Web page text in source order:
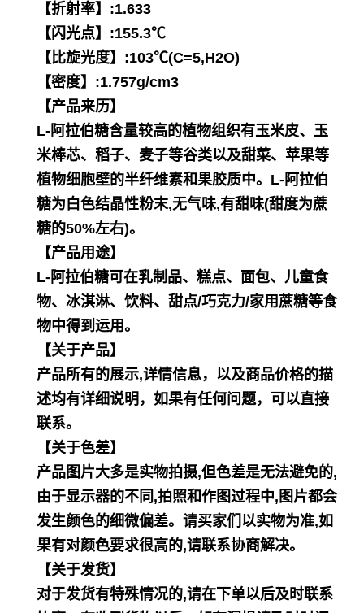
【折射率】:1.633
【闪光点】:155.3℃
【比旋光度】:103℃(C=5,H2O)
【密度】:1.757g/cm3
【产品来历】
L-阿拉伯糖含量较高的植物组织有玉米皮、玉
米棒芯、稻子、麦子等谷类以及甜菜、苹果等
植物细胞壁的半纤维素和果胶质中。L-阿拉伯
糖为白色结晶性粉末,无气味,有甜味(甜度为蔗
糖的50%左右)。
【产品用途】
L-阿拉伯糖可在乳制品、糕点、面包、儿童食
物、冰淇淋、饮料、甜点/巧克力/家用蔗糖等食
物中得到运用。
【关于产品】
产品所有的展示,详情信息，以及商品价格的描
述均有详细说明，如果有任何问题，可以直接
联系。
【关于色差】
产品图片大多是实物拍摄,但色差是无法避免的,
由于显示器的不同,拍照和作图过程中,图片都会
发生颜色的细微偏差。请买家们以实物为准,如
果有对颜色要求很高的,请联系协商解决。
【关于发货】
对于发货有特殊情况的,请在下单以后及时联系